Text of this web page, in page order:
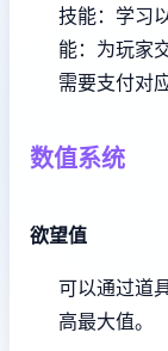
技能：学习
能：为玩家
需要支付对
数值系统
欲望值
可以通过道
高最大值。